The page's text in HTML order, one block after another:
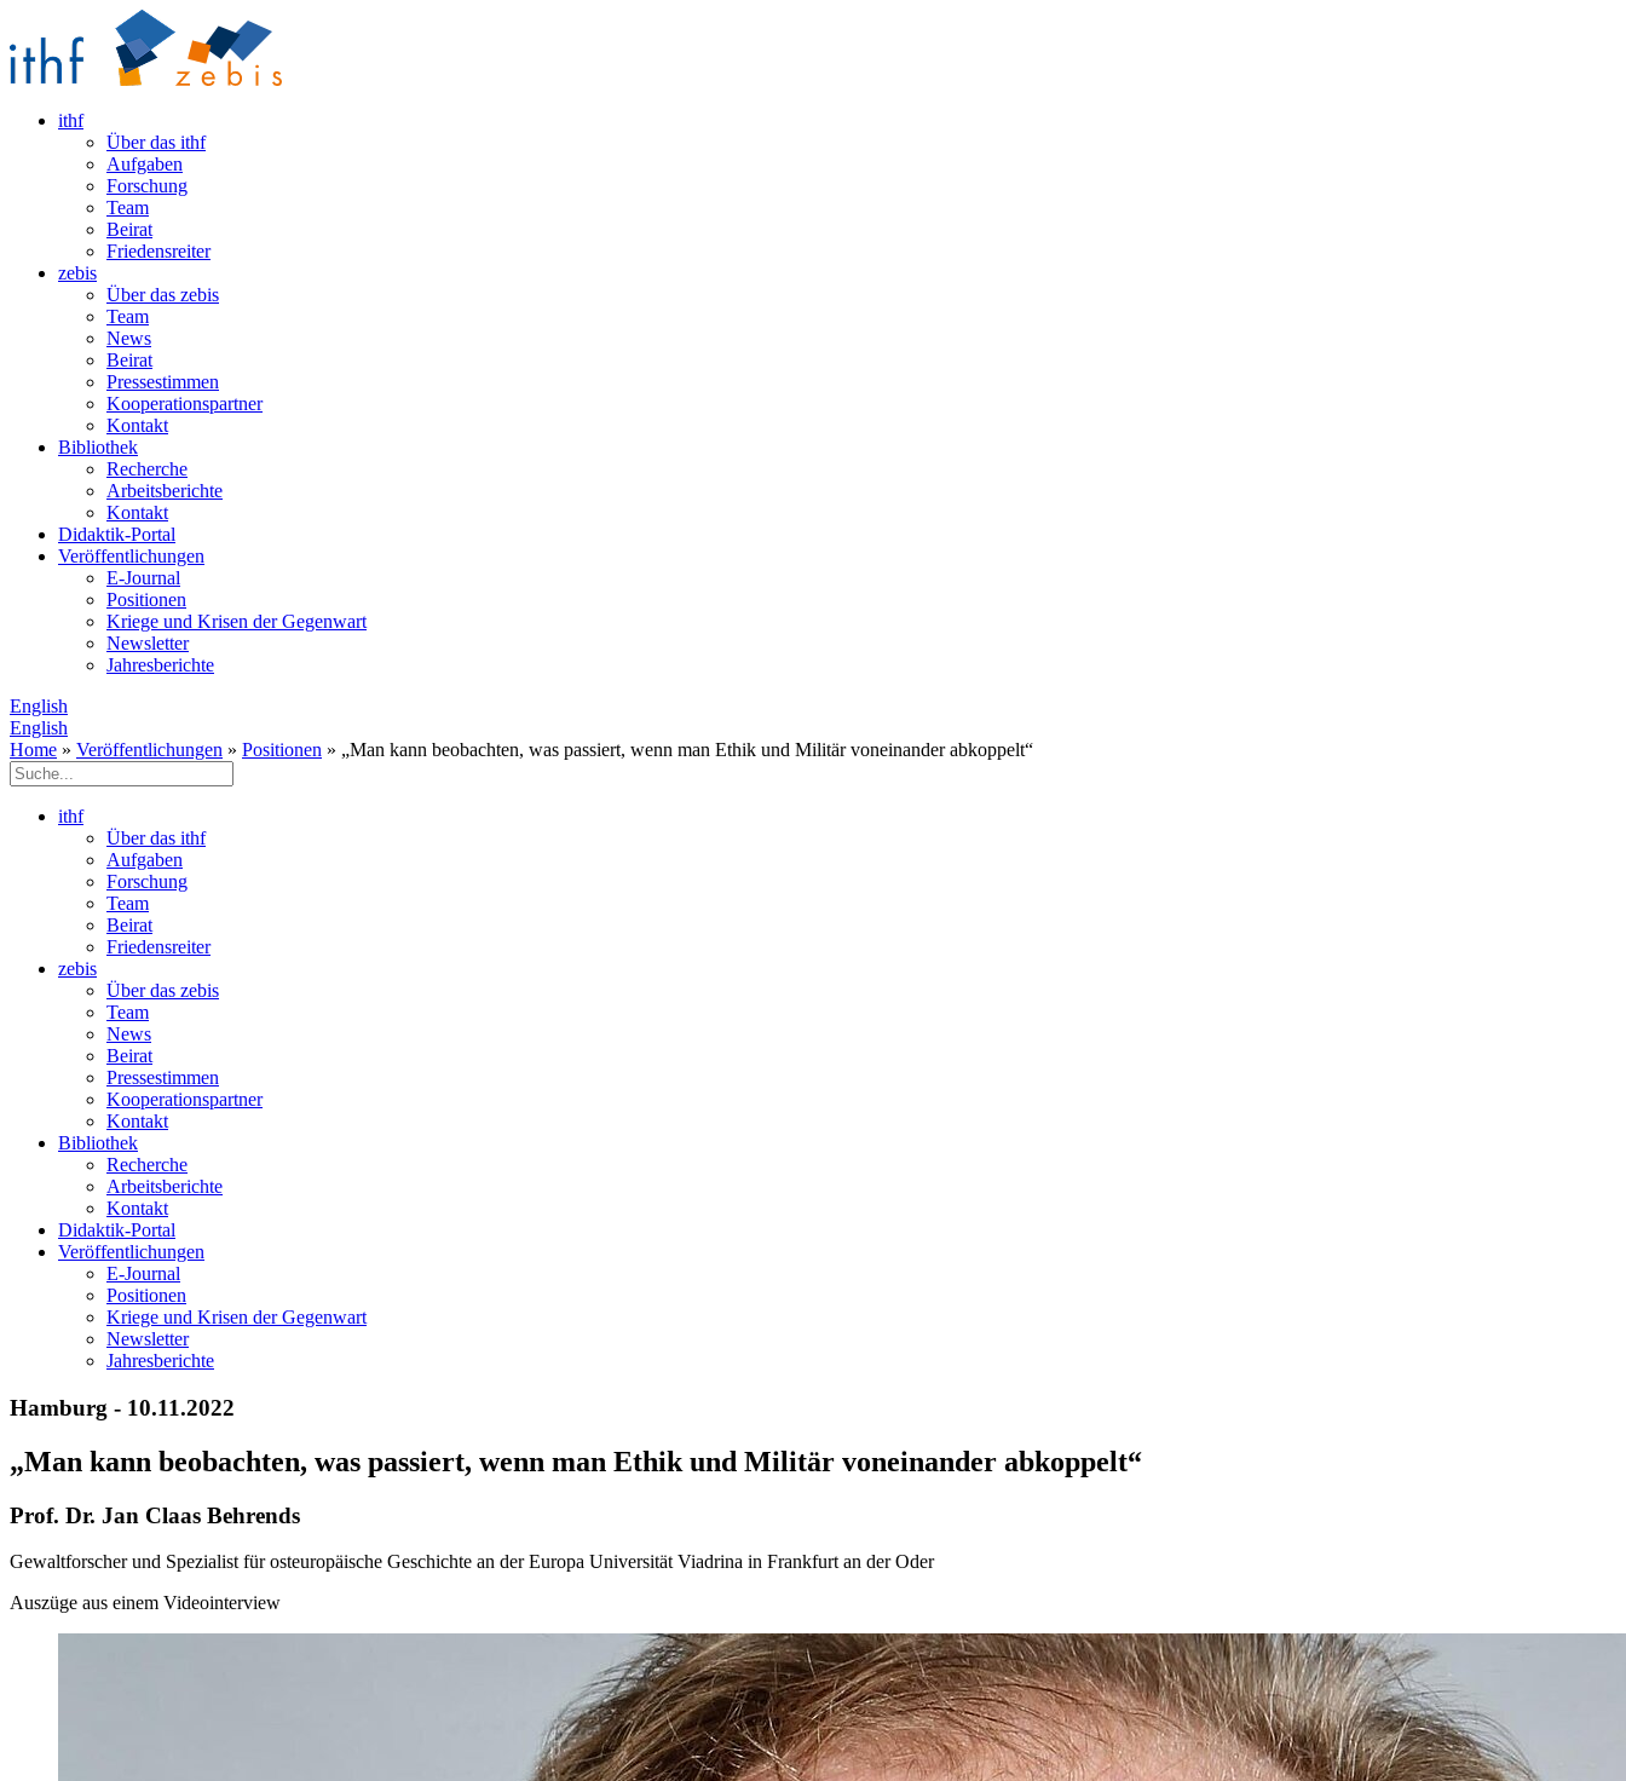
ithf
Über das ithf
Aufgaben
Forschung
Team
Beirat
Friedensreiter
zebis
Über das zebis
Team
News
Beirat
Pressestimmen
Kooperationspartner
Kontakt
Bibliothek
Recherche
Arbeitsberichte
Kontakt
Didaktik-Portal
Veröffentlichungen
E­-Journal
Positionen
Kriege und Krisen der Gegenwart
Newsletter
Jahresberichte
English
English
Home » Veröffentlichungen » Positionen » „Man kann beobachten, was passiert, wenn man Ethik und Militär voneinander abkoppelt“
ithf
Über das ithf
Aufgaben
Forschung
Team
Beirat
Friedensreiter
zebis
Über das zebis
Team
News
Beirat
Pressestimmen
Kooperationspartner
Kontakt
Bibliothek
Recherche
Arbeitsberichte
Kontakt
Didaktik-Portal
Veröffentlichungen
E­-Journal
Positionen
Kriege und Krisen der Gegenwart
Newsletter
Jahresberichte
Hamburg - 10.11.2022
„Man kann beobachten, was passiert, wenn man Ethik und Militär voneinander abkoppelt“
Prof. Dr. Jan Claas Behrends
Gewaltforscher und Spezialist für osteuropäische Geschichte an der Europa Universität Viadrina in Frankfurt an der Oder
Auszüge aus einem Videointerview